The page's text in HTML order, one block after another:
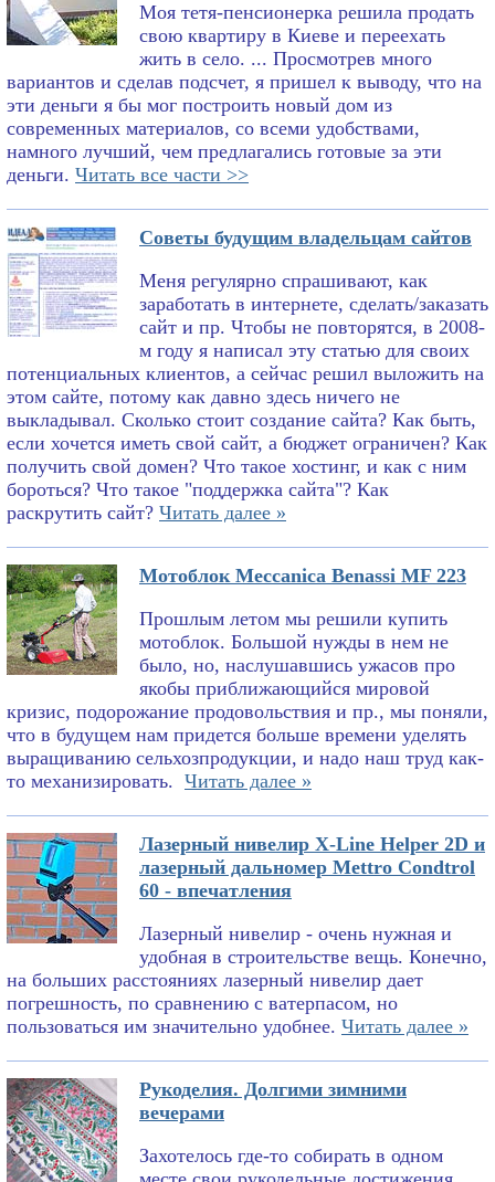
Моя тетя-пенсионерка решила продать
свою квартиру в Киеве и переехать
жить в село. ... Просмотрев много
вариантов и сделав подсчет, я пришел к выводу, что на
эти деньги я бы мог построить новый дом из
современных материалов, со всеми удобствами,
намного лучший, чем предлагались готовые за эти
деньги. Читать все части >>
Советы будущим владельцам сайтов
Меня регулярно спрашивают, как
заработать в интернете, сделать/заказать
сайт и пр. Чтобы не повторятся, в 2008-
м году я написал эту статью для своих
потенциальных клиентов, а сейчас решил выложить на
этом сайте, потому как давно здесь ничего не
выкладывал. Сколько стоит создание сайта? Как быть,
если хочется иметь свой сайт, а бюджет ограничен? Как
получить свой домен? Что такое хостинг, и как с ним
бороться? Что такое "поддержка сайта"? Как
раскрутить сайт? Читать далее »
Мотоблок Meccanica Benassi MF 223
Прошлым летом мы решили купить
мотоблок. Большой нужды в нем не
было, но, наслушавшись ужасов про
якобы приближающийся мировой
кризис, подорожание продовольствия и пр., мы поняли,
что в будущем нам придется больше времени уделять
выращиванию сельхозпродукции, и надо наш труд как-
то механизировать. Читать далее »
Лазерный нивелир X-Line Helper 2D и
лазерный дальномер Mettro Condtrol
60 - впечатления
Лазерный нивелир - очень нужная и
удобная в строительстве вещь. Конечно,
на больших расстояниях лазерный нивелир дает
погрешность, по сравнению с ватерпасом, но
пользоваться им значительно удобнее. Читать далее »
Рукоделия. Долгими зимними
вечерами
Захотелось где-то собирать в одном